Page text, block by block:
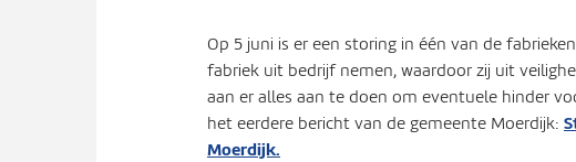
Op 5 juni is er een storing in één van de
fabriek uit bedrijf nemen, waardoor zij uit
aan er alles aan te doen om eventuele hinder
het eerdere bericht van de gemeente Moerdijk:
Moerdijk.